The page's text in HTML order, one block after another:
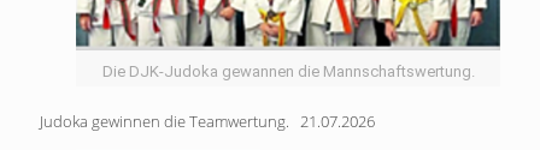
Die DJK-Judoka gewannen die Mannschaftswertung.
Judoka gewinnen die Teamwertung. 21.07.2026